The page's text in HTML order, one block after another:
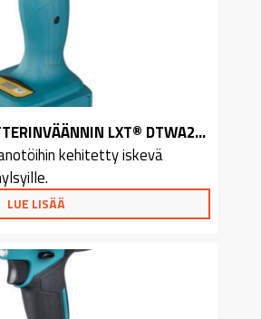
MAKITA ISKEVÄ MUTTERINVÄÄNNIN LXT® DTWA260Z
kehitetty iskevä
LUE LISÄÄ